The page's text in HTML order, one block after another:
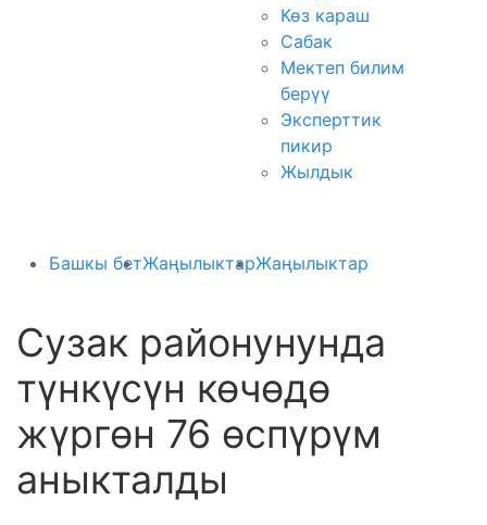
Көз караш
Сабак
Мектеп билим
берүү
Эксперттик
пикир
Жылдык
Башкы бетЖаңылыктарЖаңылыктар
Сузак районунунда
түнкүсүн көчөдө
жүргөн 76 өспүрүм
аныкталды